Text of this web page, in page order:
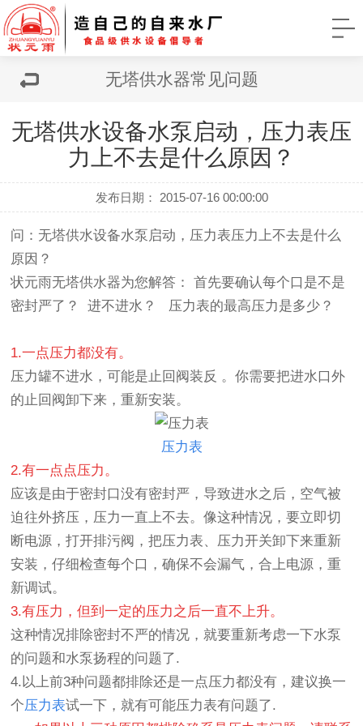
无塔供水器常见问题
无塔供水设备水泵启动，压力表压
力上不去是什么原因？
发布日期： 2015-07-16 00:00:00
问：无塔供水设备水泵启动，压力表压力上不去是什么
原因？
状元雨无塔供水器为您解答： 首先要确认每个口是不是
密封严了？ 进不进水？ 压力表的最高压力是多少？
1.一点压力都没有。
压力罐不进水，可能是止回阀装反 。你需要把进水口外
的止回阀卸下来，重新安装。
压力表
2.有一点点压力。
应该是由于密封口没有密封严，导致进水之后，空气被
迫往外挤压，压力一直上不去。像这种情况，要立即切
断电源，打开排污阀，把压力表、压力开关卸下来重新
安装，仔细检查每个口，确保不会漏气，合上电源，重
新调试。
3.有压力，但到一定的压力之后一直不上升。
这种情况排除密封不严的情况，就要重新考虑一下水泵
的问题和水泵扬程的问题了.
4.以上前3种问题都排除还是一点压力都没有，建议换一
个压力表试一下，就有可能压力表有问题了.